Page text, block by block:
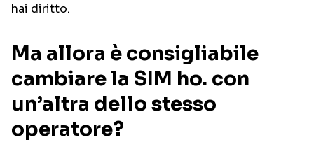
hai diritto.
Ma allora è consigliabile
cambiare la SIM ho. con
un’altra dello stesso
operatore?